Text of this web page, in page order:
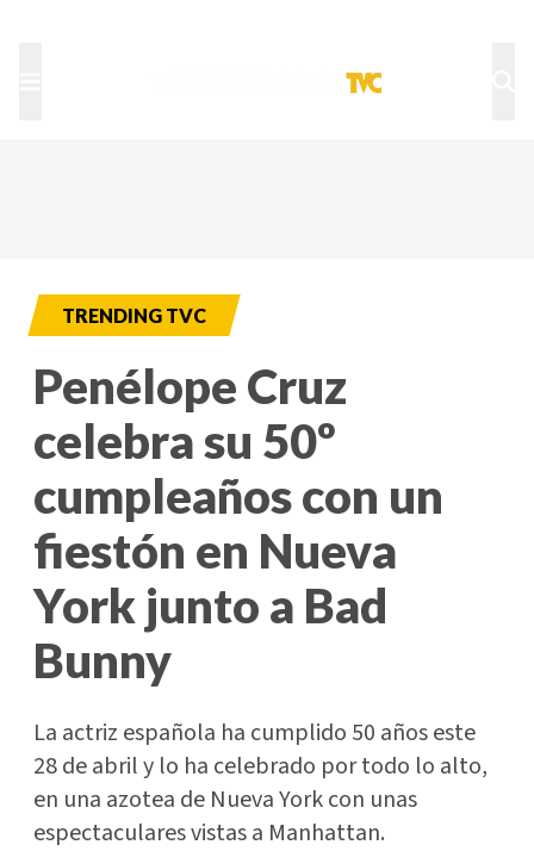
TRENDING TVC
Penélope Cruz
celebra su 50º
cumpleaños con un
fiestón en Nueva
York junto a Bad
Bunny
La actriz española ha cumplido 50 años este
28 de abril y lo ha celebrado por todo lo alto,
en una azotea de Nueva York con unas
espectaculares vistas a Manhattan.